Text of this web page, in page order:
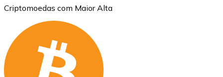
Criptomoedas com Maior Alta